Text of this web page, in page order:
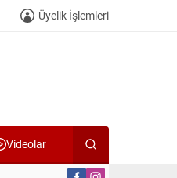
Üyelik İşlemleri
Videolar